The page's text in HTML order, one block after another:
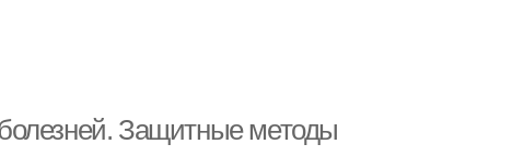
Защитные методы